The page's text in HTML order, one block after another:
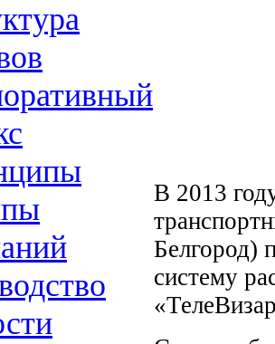
В 2013
Белгород)
систему